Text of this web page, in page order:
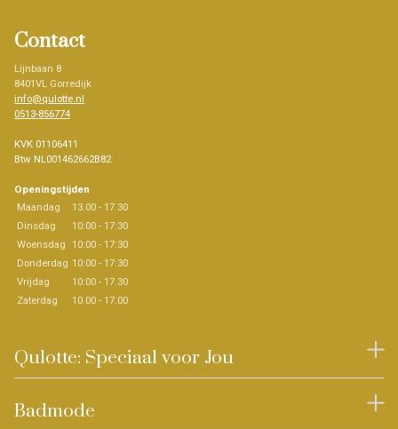
Contact
Lijnbaan 8
8401VL Gorredijk
info@qulotte.nl
0513-856774
KVK 01106411
Btw NL001462662B82
Openingstijden
Maandag
13.00 - 17.30
Dinsdag
10:00 - 17:30
Woensdag 10:00 - 17:30
Donderdag 10:00 - 17:30
Vrijdag
10:00 - 17.30
Zaterdag
10.00 - 17.00
Qulotte: Speciaal voor Jou
Badmode